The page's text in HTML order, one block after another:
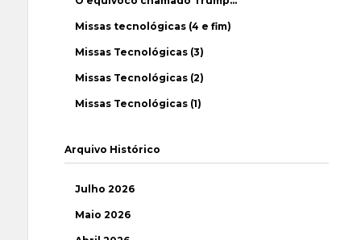
Missas tecnológicas (4 e fim)
Missas Tecnológicas (3)
Missas Tecnológicas (2)
Missas Tecnológicas (1)
Arquivo Histórico
Julho 2026
Maio 2026